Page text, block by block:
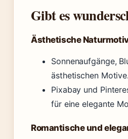
Gibt es
Ästhetische
Sonnenaufgänge,
ästhetischen
Pixabay und
für eine elegante
Romantische und